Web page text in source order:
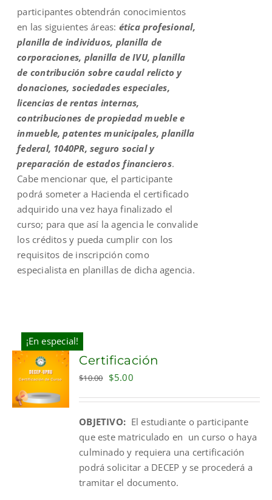
participantes obtendrán conocimientos
en las siguientes áreas: ética profesional,
planilla de individuos, planilla de
corporaciones, planilla de IVU, planilla
de contribución sobre caudal relicto y
donaciones, sociedades especiales,
licencias de rentas internas,
contribuciones de propiedad mueble e
inmueble, patentes municipales, planilla
federal, 1040PR, seguro social y
preparación de estados financieros.
Cabe mencionar que, el participante
podrá someter a Hacienda el certificado
adquirido una vez haya finalizado el
curso; para que así la agencia le convalide
los créditos y pueda cumplir con los
requisitos de inscripción como
especialista en planillas de dicha agencia.
¡En especial!
ADD TO
CART
Certificación
$10.00 Original
$10.00.
$5.00Current
$5.00.
OBJETIVO: El estudiante o participante
que este matriculado en un curso o haya
culminado y requiera una certificación
podrá solicitar a DECEP y se procederá a
tramitar el documento.